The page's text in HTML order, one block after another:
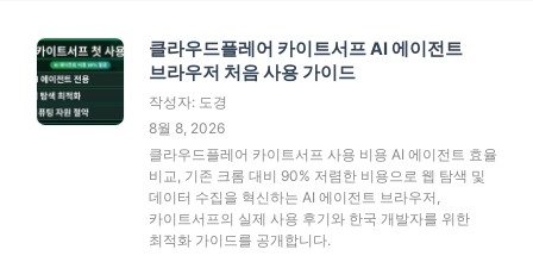
클라우드플레어 카이트서프 AI 에이전트
브라우저 처음 사용 가이드
작성자: 도경
8월 8, 2026
클라우드플레어 카이트서프 사용 비용 AI 에이전트 효율
비교, 기존 크롬 대비 90% 저렴한 비용으로 웹 탐색 및
데이터 수집을 혁신하는 AI 에이전트 브라우저,
카이트서프의 실제 사용 후기와 한국 개발자를 위한
최적화 가이드를 공개합니다.